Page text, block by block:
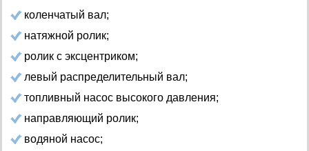
коленчатый вал;
натяжной ролик;
ролик с эксцентриком;
левый распределительный вал;
топливный насос высокого давления;
направляющий ролик;
водяной насос;